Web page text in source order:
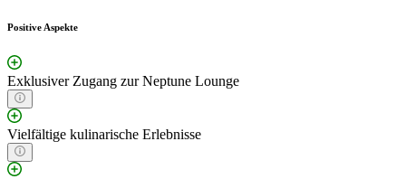
Positive Aspekte
Exklusiver Zugang zur Neptune Lounge
Vielfältige kulinarische Erlebnisse